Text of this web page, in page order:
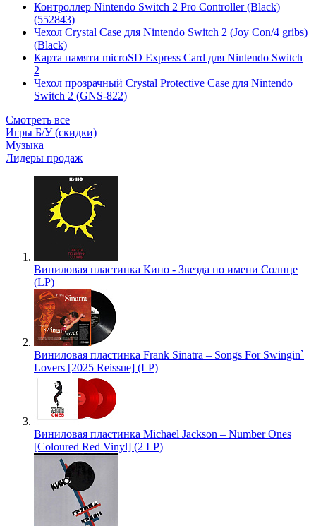
Контроллер Nintendo Switch 2 Pro Controller (Black)
(552843)
Чехол Сrystal Сase для Nintendo Switch 2 (Joy Con/4 gribs)
(Black)
Карта памяти microSD Express Card для Nintendo Switch
2
Чехол прозрачный Crystal Protective Case для Nintendo
Switch 2 (GNS-822)
Смотреть все
Игры Б/У (скидки)
Музыка
Лидеры продаж
Виниловая пластинка Кино - Звезда по имени Солнце
(LP)
Виниловая пластинка Frank Sinatra – Songs For Swingin`
Lovers [2025 Reissue] (LP)
Виниловая пластинка Michael Jackson – Number Ones
[Coloured Red Vinyl] (2 LP)